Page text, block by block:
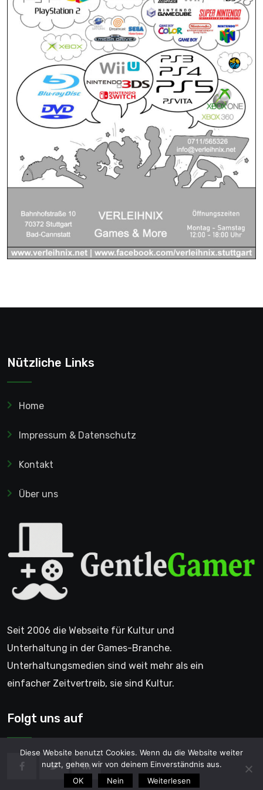
Nützliche Links
Home
Impressum & Datenschutz
Kontakt
Über uns
Seit 2006 die Webseite für Kultur und
Unterhaltung in der Games-Branche.
Unterhaltungsmedien sind weit mehr als ein
einfacher Zeitvertreib, sie sind Kultur.
Folgt uns auf
Diese Website benutzt Cookies. Wenn du die Website weiter
nutzt, gehen wir von deinem Einverständnis aus.
OK
Nein Weiterlesen